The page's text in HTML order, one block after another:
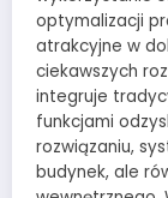
optymalizacji
atrakcyjne w
ciekawszych
integruje
funkcjami
rozwiązaniu,
budynek, ale